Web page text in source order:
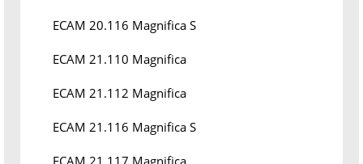
ECAM 20.116 Magnifica S
ECAM 21.110 Magnifica
ECAM 21.112 Magnifica
ECAM 21.116 Magnifica S
ECAM 21.117 Magnifica